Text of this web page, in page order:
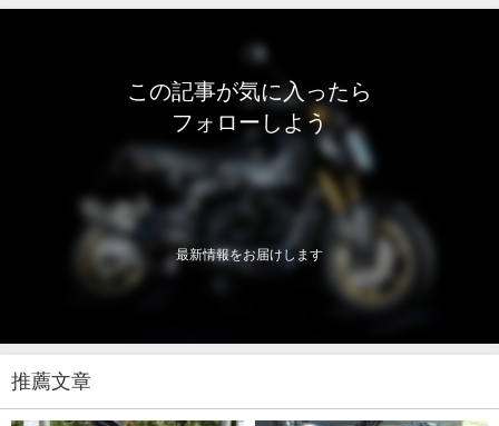
この記事が気に入ったら
フォローしよう
最新情報をお届けします
推薦文章